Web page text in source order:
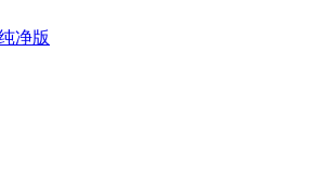
净版